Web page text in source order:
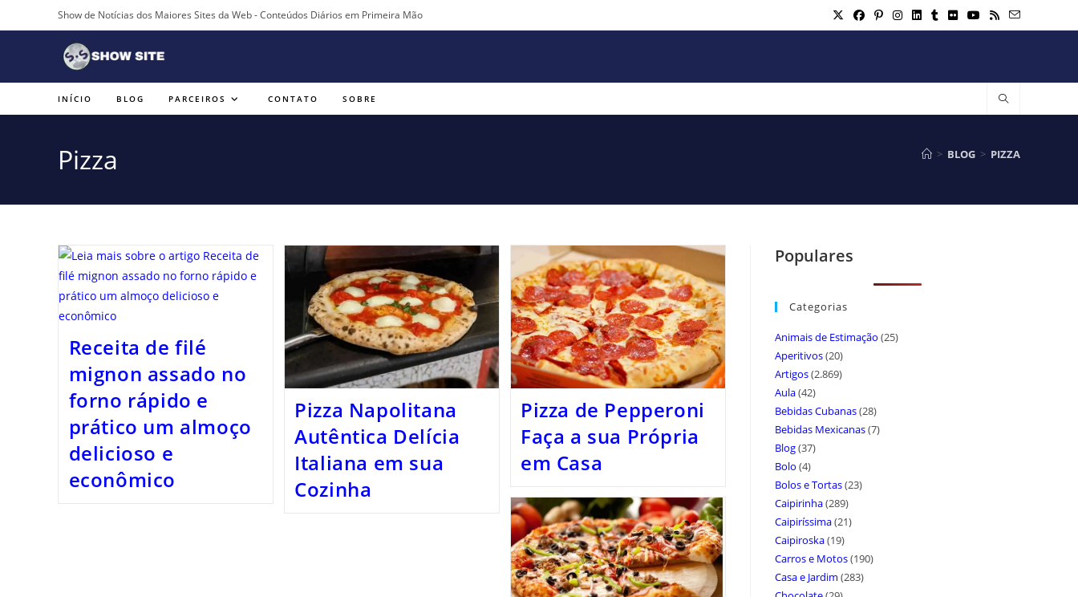
para
Show de Notícias dos Maiores Sites da Web - Conteúdos Diários em Primeira Mão
INÍCIO BLOG PARCEIROS CONTATO SOBRE
Pizza > BLOG > PIZZA
Receita de filé
mignon assado no
forno rápido e
prático um almoço
delicioso e
econômico
Pizza Napolitana
Autêntica Delícia
Italiana em sua
Cozinha
Pizza de Pepperoni
Faça a sua Própria
em Casa
Populares
Categorias
Animais de Estimação (25)
Aperitivos(20)
Artigos(2.869)
Aula(42)
Bebidas Cubanas(28)
Bebidas Mexicanas(7)
Blog(37)
Bolo (4)
Bolos e Tortas(23)
Caipirinha(289)
Caipiríssima(21)
Caipiroska(19)
Carros e Motos(190)
Casa e Jardim (283)